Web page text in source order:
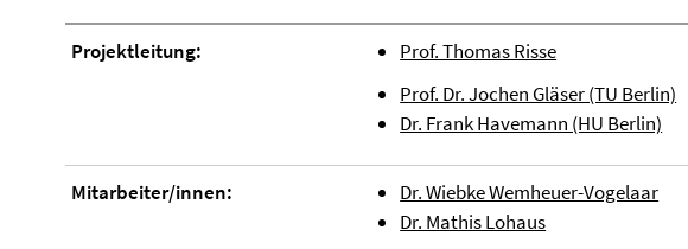
Projektleitung:
Prof. Thomas Risse
Prof. Dr. Jochen Gläser (TU Berlin)
Dr. Frank Havemann (HU Berlin)
Mitarbeiter/innen:
Dr. Wiebke Wemheuer-Vogelaar
Dr. Mathis Lohaus